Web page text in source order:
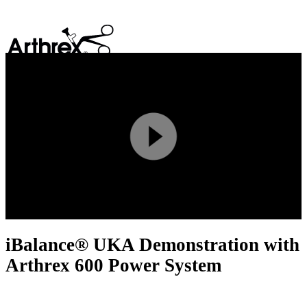
Play
Video
iBalance® UKA Demonstration with
Arthrex 600 Power System